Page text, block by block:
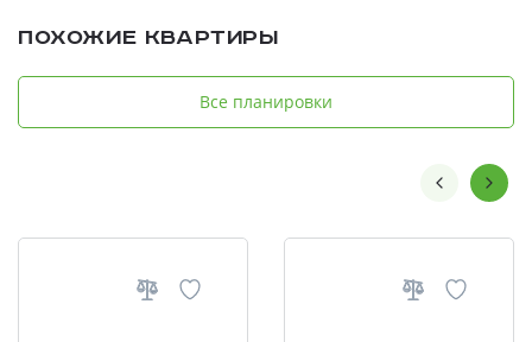
Похожие квартиры
Все планировки